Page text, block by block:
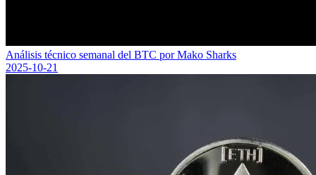
Análisis técnico semanal del BTC por Mako Sharks
2025-10-21